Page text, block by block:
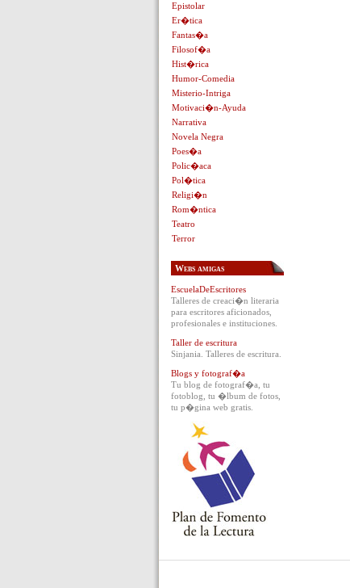
Epistolar
Er�tica
Fantas�a
Filosof�a
Hist�rica
Humor-Comedia
Misterio-Intriga
Motivaci�n-Ayuda
Narrativa
Novela Negra
Poes�a
Polic�aca
Pol�tica
Religi�n
Rom�ntica
Teatro
Terror
Webs amigas
EscuelaDeEscritores
Talleres de creaci�n literaria
para escritores aficionados,
profesionales e instituciones.
Taller de escritura
Sinjania. Talleres de escritura.
Blogs y fotograf�a
Tu blog de fotograf�a, tu
fotoblog, tu �lbum de fotos,
tu p�gina web gratis.